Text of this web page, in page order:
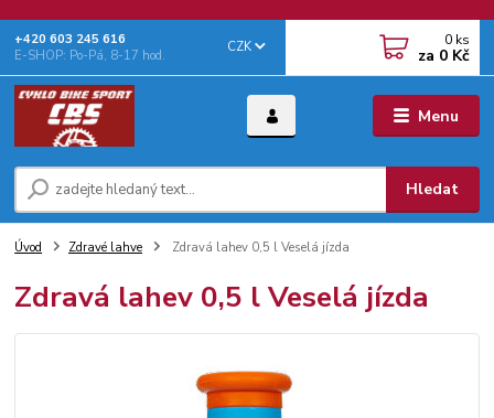
Menu
CZK
Hledat
+‭420 603 245 616‬
E-SHOP: Po-Pá, 8-17 hod.
0 ks
za 0 Kč
Úvod Zdravé lahve Zdravá lahev 0,5 l Veselá jízda
Zdravá lahev 0,5 l Veselá jízda